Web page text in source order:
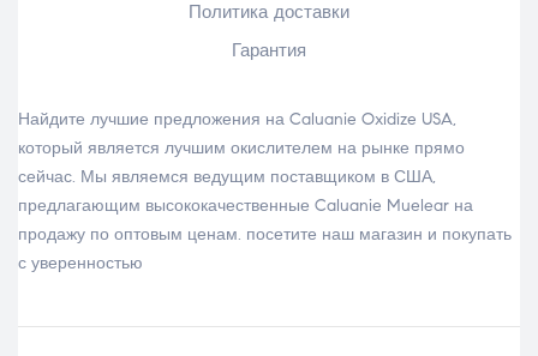
Политика доставки
Гарантия
Найдите лучшие предложения на Caluanie Oxidize USA,
который является лучшим окислителем на рынке прямо
сейчас. Мы являемся ведущим поставщиком в США,
предлагающим высококачественные Caluanie Muelear на
продажу по оптовым ценам. посетите наш магазин и покупать
с уверенностью